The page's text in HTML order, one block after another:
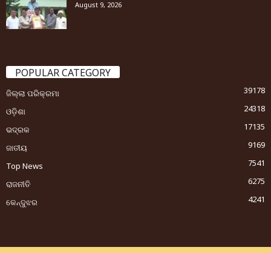
August 9, 2026
POPULAR CATEGORY
ଜିଲ୍ଲା ପରିକ୍ରମା
39178
ଓଡ଼ିଶା
24318
ଭଦ୍ରକ
17135
ଜାତୀୟ
9169
Top News
7541
ରାଜନୀତି
6275
କେନ୍ଦୁଝର
4241